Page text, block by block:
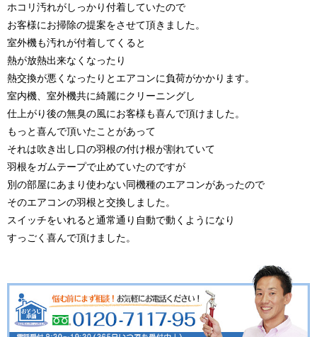
ホコリ汚れがしっかり付着していたので
お客様にお掃除の提案をさせて頂きました。
室外機も汚れが付着してくると
熱が放熱出来なくなったり
熱交換が悪くなったりとエアコンに負荷がかかります。
室内機、室外機共に綺麗にクリーニングし
仕上がり後の無臭の風にお客様も喜んで頂けました。
もっと喜んで頂いたことがあって
それは吹き出し口の羽根の付け根が割れていて
羽根をガムテープで止めていたのですが
別の部屋にあまり使わない同機種のエアコンがあったので
そのエアコンの羽根と交換しました。
スイッチをいれると通常通り自動で動くようになり
すっごく喜んで頂けました。